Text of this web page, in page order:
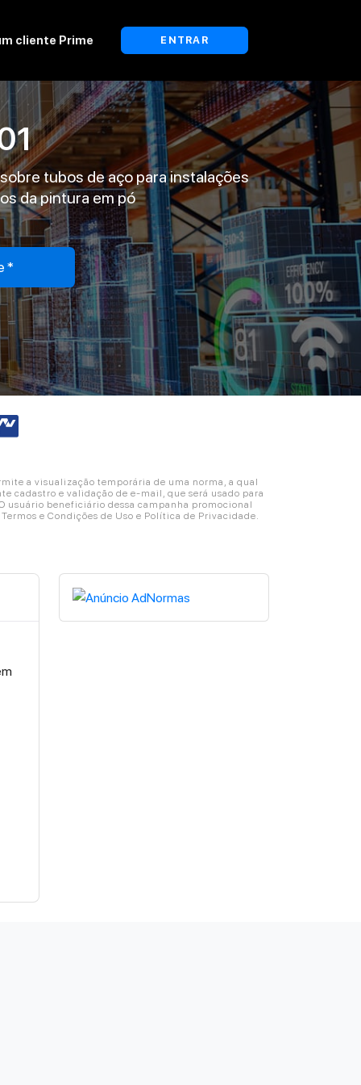
cliente Prime ENTRAR
tubos de aço para instalações
da pintura em pó
a visualização temporária de uma norma, a qual
cadastro e validação de e-mail, que será usado para
usuário beneficiário dessa campanha promocional
e Condições de Uso e Política de Privacidade.